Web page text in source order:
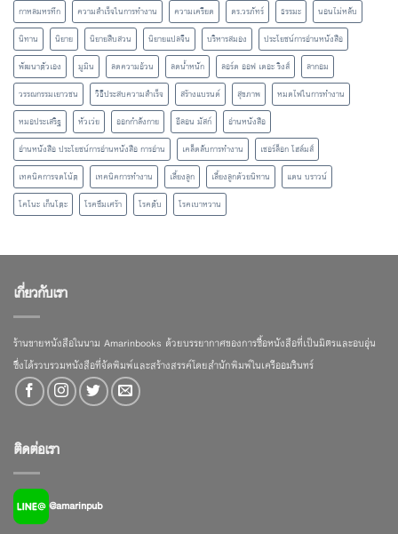
กาหลมหรทึก
ความสำเร็จในการทำงาน ความเครียด ดร.วรภัทร์ ธรรมะ
นอนไม่หลับ
นิทาน
นิยาย นิยายสืบสวน นิยายแปลจีน บริหารสมอง
ประโยชน์การอ่านหนังสือ
พัฒนาตัวเอง
มูมิน ลดความอ้วน ลดน้ำหนัก ลอร์ด ออฟ เดอะ ริงส์
ลากอม
วรรณกรรมเยาวชน
วิธีประสบความสำเร็จ สร้างแบรนด์ สุขภาพ
หมดไฟในการทำงาน
หมอประเสริฐ
หัวเว่ย ออกกำลังกาย อีลอน มัสก์
อ่านหนังสือ
อ่านหนังสือ ประโยชน์การอ่านหนังสือ การอ่าน
เคล็ดลับการทำงาน
เชอร์ล็อก โฮล์มส์
เทคนิคการจดโน้ต
เทคนิคการทำงาน เลี้ยงลูก เลี้ยงลูกด้วยนิทาน
แดน บราวน์
โคโนะ เก็นโตะ
โรคซึมเศร้า โรคตับ โรคเบาหวาน
เกี่ยวกับเรา
ร้านขายหนังสือในนาม Amarinbooks ด้วยบรรยากาศของการซื้อหนังสือที่เป็นมิตรและอบอุ่น
ซึ่งได้รวบรวมหนังสือที่จัดพิมพ์และสร้างสรรค์โดยสำนักพิมพ์ในเครืออมรินทร์
ติดต่อเรา
@amarinpub